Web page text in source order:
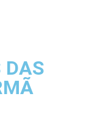
DAS